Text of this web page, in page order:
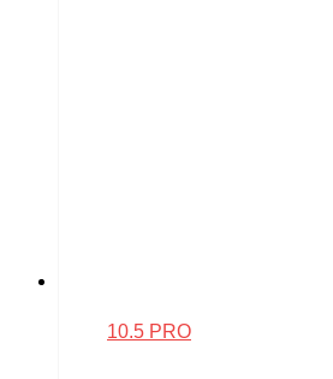
10.5 PRO